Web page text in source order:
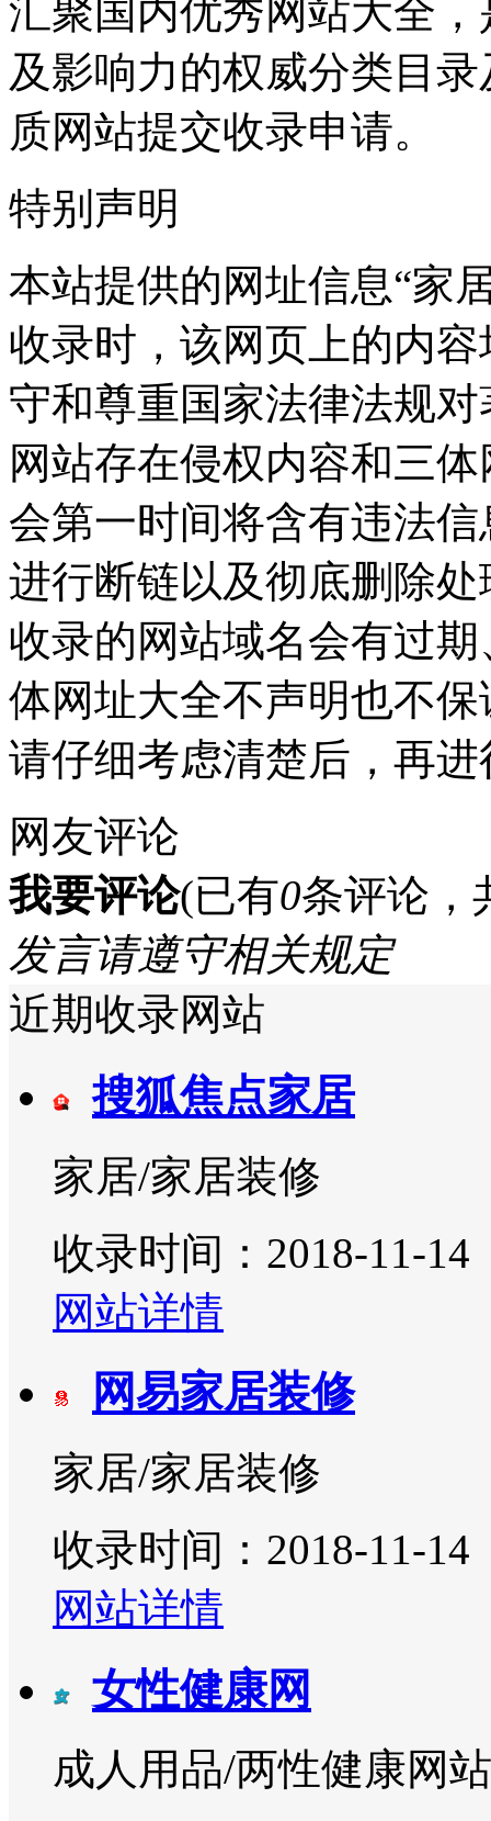
汇聚国内优秀网站大全
及影响力的权威分类目
质网站提交收录申请。
特别声明
本站提供的网址信息“家
收录时，该网页上的内
守和尊重国家法律法规
网站存在侵权内容和三
会第一时间将含有违法
进行断链以及彻底删除
收录的网站域名会有过
体网址大全不声明也不
请仔细考虑清楚后，再
网友评论
我要评论(已有0条评论，
发言请遵守相关规定
近期收录网站
搜狐焦点家居
家居/家居装修
收录时间：2018-11-14
网站详情
网易家居装修
家居/家居装修
收录时间：2018-11-14
网站详情
女性健康网
成人用品/两性健康网站